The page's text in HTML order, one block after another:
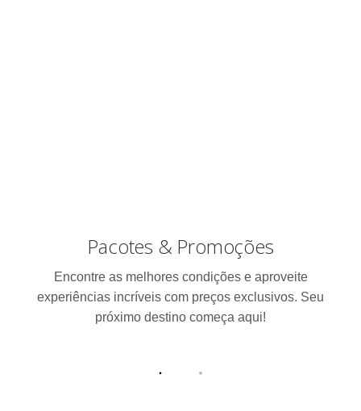
Pacotes & Promoções
Encontre as melhores condições e aproveite
experiências incríveis com preços exclusivos. Seu
próximo destino começa aqui!